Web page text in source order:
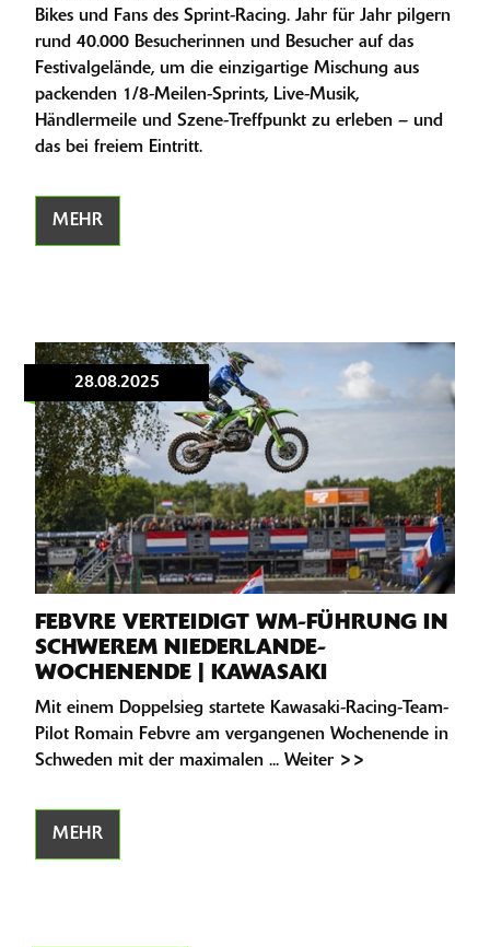
Bikes und Fans des Sprint-Racing. Jahr für Jahr pilgern
rund 40.000 Besucherinnen und Besucher auf das
Festivalgelände, um die einzigartige Mischung aus
packenden 1/8-Meilen-Sprints, Live-Musik,
Händlermeile und Szene-Treffpunkt zu erleben – und
das bei freiem Eintritt.
MEHR
28.08.2025
FEBVRE VERTEIDIGT WM-FÜHRUNG IN
SCHWEREM NIEDERLANDE-
WOCHENENDE | KAWASAKI
Mit einem Doppelsieg startete Kawasaki-Racing-Team-
Pilot Romain Febvre am vergangenen Wochenende in
Schweden mit der maximalen ... Weiter >>
MEHR